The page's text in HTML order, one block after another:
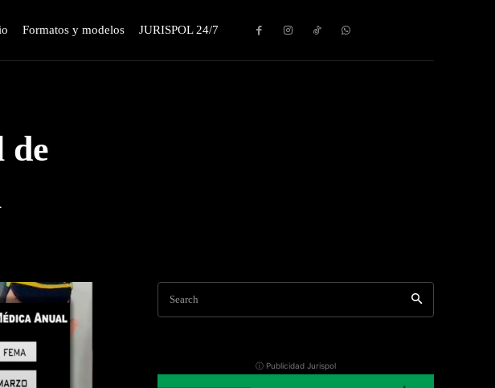
Formatos y modelos JURISPOL 24/7
de
Search
ⓘ Publicidad Jurispol